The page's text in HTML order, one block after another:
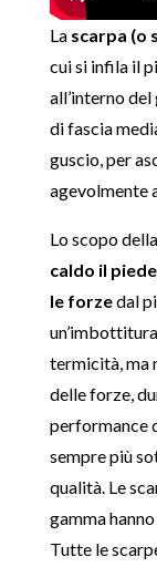
La scarpa (o
cui si infila il
all’interno
di fascia
guscio, per
agevolmente
Lo scopo
caldo il piede
le forzedal
termicità, ma
delle forze,
performance
sempre più
qualità. Le
gamma
Tutte le